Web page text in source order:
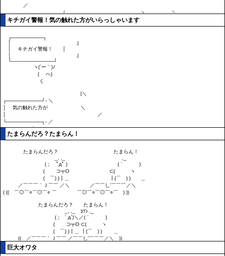
キチガイ警報！気の触れた方がいらっしゃいます
たまらんだろ？たまらん！
巨大オワタ